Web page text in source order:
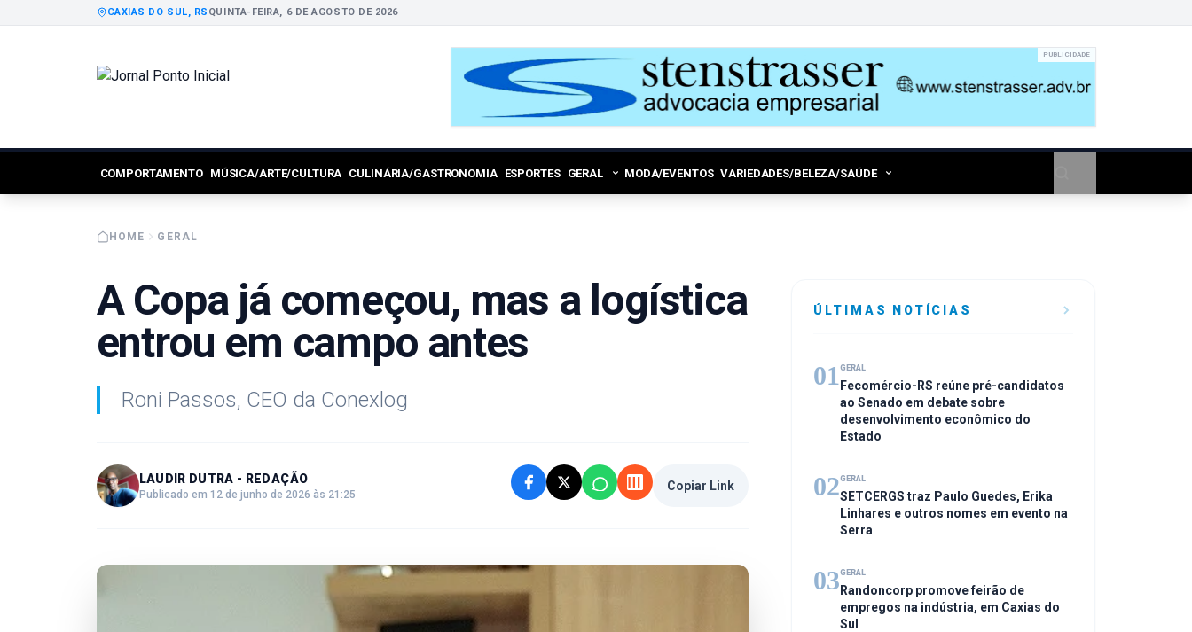
CAXIAS DO SUL, RS QUINTA-FEIRA, 6 DE AGOSTO DE 2026
PUBLICIDADE
COMPORTAMENTO MÚSICA/ARTE/CULTURA CULINÁRIA/GASTRONOMIA ESPORTES GERAL MODA/EVENTOS VARIEDADES/BELEZA/SAÚDE
HOME GERAL
A Copa já começou, mas a logística
entrou em campo antes
Roni Passos, CEO da Conexlog
LAUDIR DUTRA - REDAÇÃO
Publicado em 12 de junho de 2026 às 21:25
Copiar Link
ÚLTIMAS NOTÍCIAS
01 GERAL
Fecomércio-RS reúne pré-candidatos
ao Senado em debate sobre
desenvolvimento econômico do
Estado
02GERAL
SETCERGS traz Paulo Guedes, Erika
Linhares e outros nomes em evento na
Serra
03GERAL
Randoncorp promove feirão de
empregos na indústria, em Caxias do
Sul